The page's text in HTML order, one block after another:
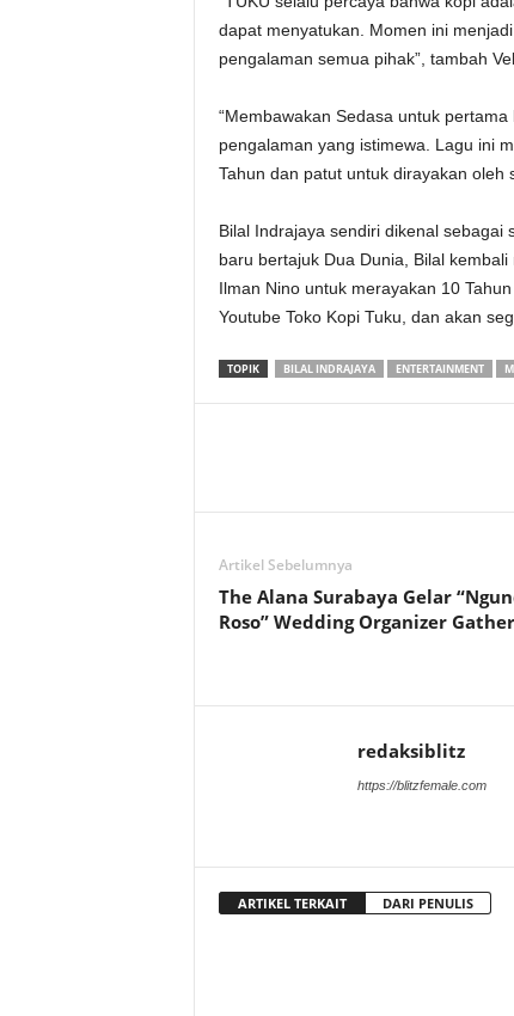
dapat menyatukan. Momen ini
pengalaman semua pihak”, tambah
“Membawakan Sedasa untuk
pengalaman yang istimewa. Lagu ini
Tahun dan patut untuk dirayakan oleh
Bilal Indrajaya sendiri dikenal sebagai
baru bertajuk Dua Dunia, Bilal
Ilman Nino untuk merayakan 10
Youtube Toko Kopi Tuku, dan akan
TOPIK BILAL INDRAJAYA ENTERTAINMENT
Artikel Sebelumnya
The Alana Surabaya Gelar
Roso” Wedding Organizer
redaksiblitz
https://blitzfemale.com
ARTIKEL TERKAIT DARI PENULIS